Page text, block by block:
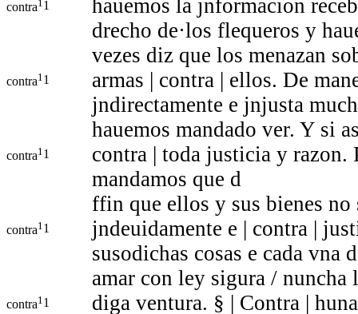
contra1 1
hauemos la jnformacion
drecho de·los flequeros y
contra1 1
vezes diz que los menazan
armas | contra | ellos. De
jndirectamente e jnjusta
contra1 1
hauemos mandado ver. Y si
contra | toda justicia y razon.
mandamos que d
contra1 1
ffin que ellos y sus bienes no
jndeuidamente e | contra |
susodichas cosas e cada vna
contra1 1
amar con ley sigura /
diga ventura. § | Contra |